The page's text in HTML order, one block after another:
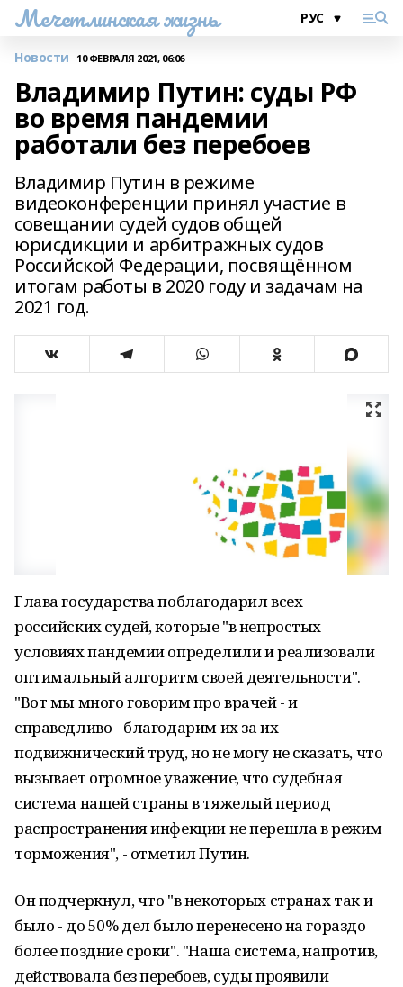
Мечетлинская жизнь
Новости 10 ФЕВРАЛЯ 2021, 06:06
Владимир Путин: суды РФ
во время пандемии
работали без перебоев
Владимир Путин в режиме
видеоконференции принял участие в
совещании судей судов общей
юрисдикции и арбитражных судов
Российской Федерации, посвящённом
итогам работы в 2020 году и задачам на
2021 год.
Глава государства поблагодарил всех
российских судей, которые "в непростых
условиях пандемии определили и реализовали
оптимальный алгоритм своей деятельности".
"Вот мы много говорим про врачей - и
справедливо - благодарим их за их
подвижнический труд, но не могу не сказать, что
вызывает огромное уважение, что судебная
система нашей страны в тяжелый период
распространения инфекции не перешла в режим
торможения", - отметил Путин.
Он подчеркнул, что "в некоторых странах так и
было - до 50% дел было перенесено на гораздо
более поздние сроки". "Наша система, напротив,
действовала без перебоев, суды проявили